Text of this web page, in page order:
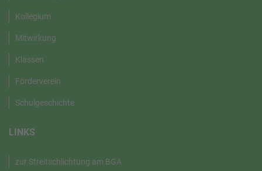
Kollegium
Mitwirkung
Klassen
Förderverein
Schulgeschichte
LINKS
zur Streitschlichtung am BGA